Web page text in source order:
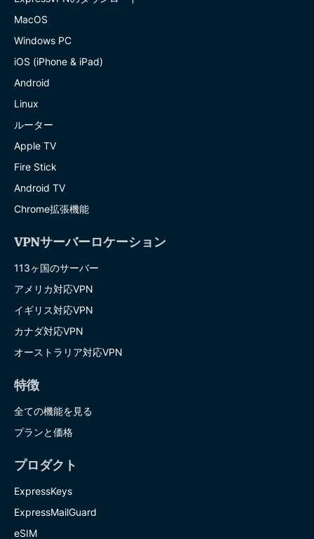
MacOS
Windows PC
iOS (iPhone & iPad)
Android
Linux
ルーター
Apple TV
Fire Stick
Android TV
Chrome拡張機能
VPNサーバーロケーション
113ヶ国のサーバー
アメリカ対応VPN
イギリス対応VPN
カナダ対応VPN
オーストラリア対応VPN
特徴
全ての機能を見る
プランと価格
プロダクト
ExpressKeys
ExpressMailGuard
eSIM